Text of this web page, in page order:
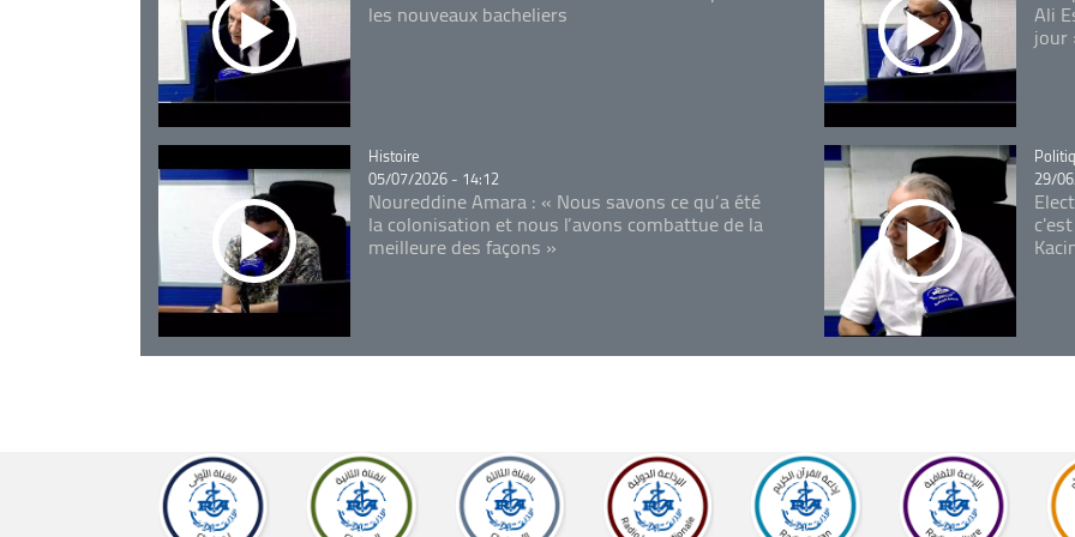
les nouveaux bacheliers Ali
jour
Catégorie
Histoire
05/07/2026 - 14:12
Noureddine Amara : « Nous savons ce qu’a été
la colonisation et nous l’avons combattue de la
meilleure des façons »
29/